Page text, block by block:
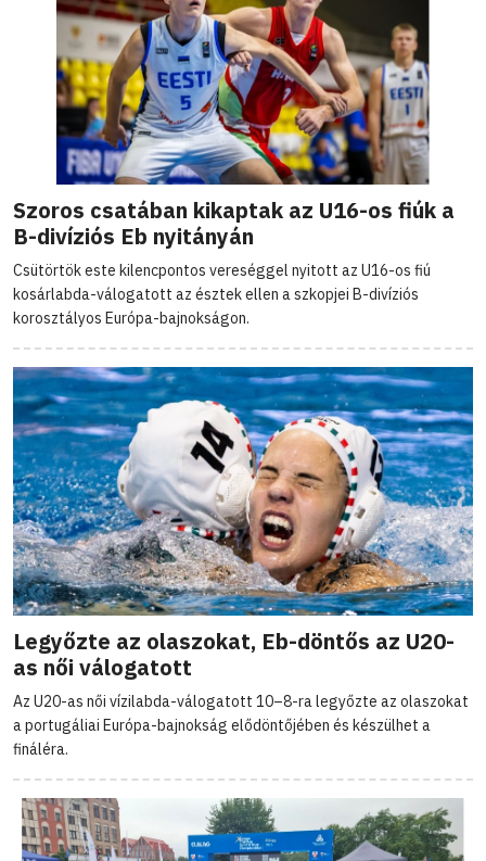
Szoros csatában kikaptak az U16-os fiúk a
B-divíziós Eb nyitányán
Csütörtök este kilencpontos vereséggel nyitott az U16-os fiú
kosárlabda-válogatott az észtek ellen a szkopjei B-divíziós
korosztályos Európa-bajnokságon.
Legyőzte az olaszokat, Eb-döntős az U20-
as női válogatott
Az U20-as női vízilabda-válogatott 10–8-ra legyőzte az olaszokat
a portugáliai Európa-bajnokság elődöntőjében és készülhet a
fináléra.